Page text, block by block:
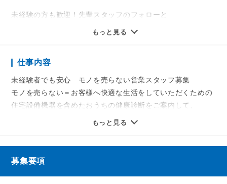
未経験の方も歓迎！先輩スタッフのフォローと
基礎～専門的な研修で勉強意欲を応援！
◆賞与で頑張りはシッカリ評価！モチベーションUP↑
◆長期安定◎正社員のお仕事！
大阪ガスグループなので安定感はバツグン！
もっと見る
仕事内容
未経験者でも安心 モノを売らない営業スタッフ募集
モノを売らない＝お客様へ快適な生活をしていただくための
住宅設備機器を含めたおうちの健康診断をご案内して、
訪問約束をしていただく仕事です。
モノは販売しませんが、成果報奨金制度はあります。
もっと見る
募集要項